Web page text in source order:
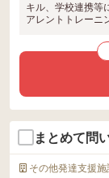
キル、学校連携等
アレントトレーニ
まとめて問
その他発達支援施